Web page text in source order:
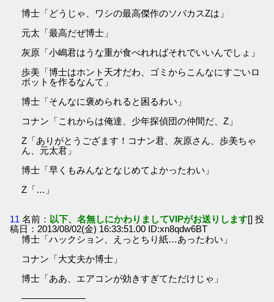
博士「どうじゃ、ワシの最高傑作のソバカスZは」
元太「最高だぜ博士」
灰原「小嶋君はうな重が食べれればそれでいいんでしょ」
歩美「博士はホント天才だわ、ゴミからこんなにすごいロ
ボットを作るなんて」
博士「そんなに褒められると困るわい」
コナン「これからは俺達、少年探偵団の仲間だ、Z」
Z「ありがとうござます！コナン君、灰原さん、歩美ちゃ
ん、元太君」
博士「早くもみんなとなじめてよかったわい」
Z「…」
11 名前： 以下、名無しにかわりましてVIPがお送りします[] 投
稿日：2013/08/02(金) 16:33:51.00 ID:xn8qdw6BT
博士「ハックション、えっとちり紙…あったわい」
コナン「大丈夫か博士」
博士「ああ、エアコンが効きすぎてただけじゃ」
―――――――